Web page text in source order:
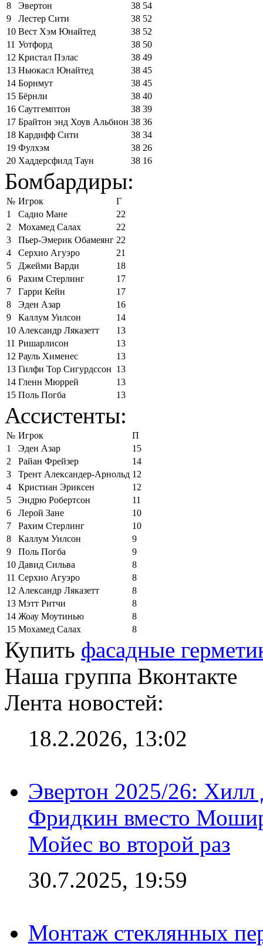
8
Эвертон 38 54
9
Лестер Сити 38 52
10 Вест Хэм Юнайтед 38 52
11 Уотфорд 38 50
12 Кристал Пэлас 38 49
13 Ньюкасл Юнайтед 38 45
14 Борнмут 38 45
15 Бёрнли 38 40
16 Саутгемптон 38 39
17 Брайтон энд Хоув Альбион 38 36
18 Кардифф Сити 38 34
19 Фулхэм 38 26
20 Хаддерсфилд Таун 38 16
Бомбардиры:
№ Игрок
Г
1
Садио Мане
22
2
Мохамед Салах
22
3
Пьер-Эмерик Обамеянг 22
4
Серхио Агуэро
21
5
Джейми Варди
18
6
Рахим Стерлинг
17
7
Гарри Кейн
17
8
Эден Азар
16
9
Каллум Уилсон
14
10 Александр Ляказетт
13
11 Ришарлисон
13
12 Рауль Хименес
13
13 Гилфи Тор Сигурдссон 13
14 Гленн Мюррей
13
15 Поль Погба 13
Ассистенты:
№ Игрок
П
1
Эден Азар
15
2
Райан Фрейзер
14
3
Трент Александер-Арнольд 12
4
Кристиан Эриксен
12
5
Эндрю Робертсон
11
6
Лерой Зане
10
7
Рахим Стерлинг
10
8
Каллум Уилсон
9
9
Поль Погба
9
10 Давид Сильва
8
11 Серхио Агуэро
8
12 Александр Ляказетт
8
13 Мэтт Ритчи
8
14 Жоау Моутинью
8
15 Мохамед Салах 8
Купить фасадные
Наша группа Вконтакте
Лента новостей:
18.2.2026, 13:02
Эвертон 2025/26:
Фридкин вместо
Мойес во второй раз
30.7.2025, 19:59
Монтаж стеклянных